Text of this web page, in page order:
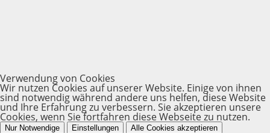
Verwendung von Cookies
Wir nutzen Cookies auf unserer Website. Einige von ihnen
sind notwendig während andere uns helfen, diese Website
und Ihre Erfahrung zu verbessern. Sie akzeptieren unsere
Cookies, wenn Sie fortfahren diese Webseite zu nutzen.
Nur Notwendige Einstellungen Alle Cookies akzeptieren